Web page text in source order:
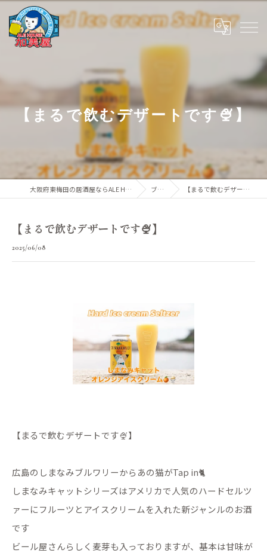
【まるで飲むデザートです🍨】
大阪府東梅田の居酒屋ならALE HOUSE 加美屋 ブログ 【まるで飲むデザートです🍨】
【まるで飲むデザートです🍨】
2025/06/08
【まるで飲むデザートです🍨】
広島のしまなみブルワリーからあの猫がTap in🐈
しまなみキャットシリーズはアメリカで人気のハードセルツ
ァーにフルーツとアイスクリームを入れた新ジャンルのお酒
です
ビール屋さんらしく麦芽も入っておりますが、基本は甘味が